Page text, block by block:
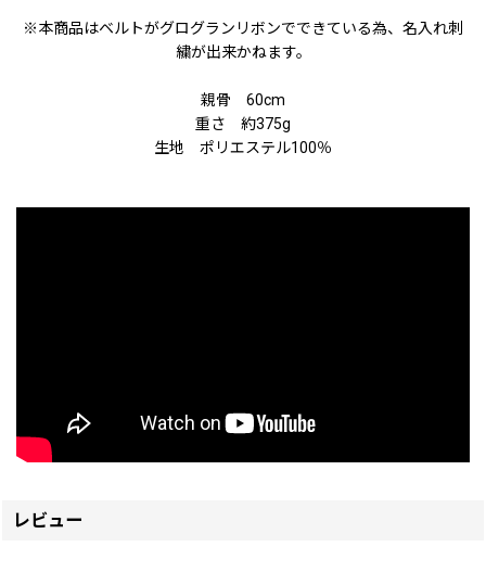
※本商品はベルトがグログランリボンでできている為、名入れ刺
繍が出来かねます。
親骨 60cm
重さ 約375g
生地 ポリエステル100％
レビュー